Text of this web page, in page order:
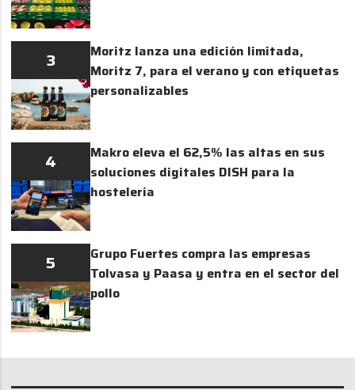
3
Moritz lanza una edición limitada,
Moritz 7, para el verano y con etiquetas
personalizables
4
Makro eleva el 62,5% las altas en sus
soluciones digitales DISH para la
hostelería
5
Grupo Fuertes compra las empresas
Tolvasa y Paasa y entra en el sector del
pollo